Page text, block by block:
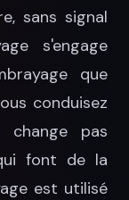
sans signal
s'engage
que
conduisez
pas
font de la
est utilisé